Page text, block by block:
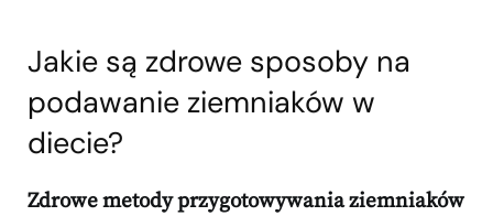
Jakie są zdrowe sposoby na
podawanie ziemniaków w
diecie?
Zdrowe metody przygotowywania ziemniaków